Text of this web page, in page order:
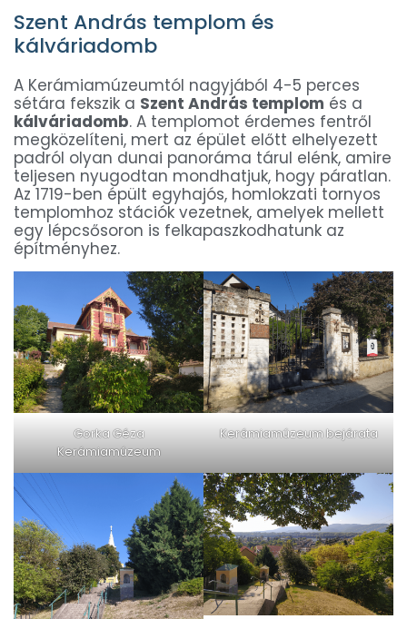
Szent András templom és
kálváriadomb
A Kerámiamúzeumtól nagyjából 4-5 perces
sétára fekszik a Szent András templom és a
kálváriadomb. A templomot érdemes fentről
megközelíteni, mert az épület előtt elhelyezett
padról olyan dunai panoráma tárul elénk, amire
teljesen nyugodtan mondhatjuk, hogy páratlan.
Az 1719-ben épült egyhajós, homlokzati tornyos
templomhoz stációk vezetnek, amelyek mellett
egy lépcsősoron is felkapaszkodhatunk az
építményhez.
Gorka Géza
Kerámiamúzeum
Kerámiamúzeum bejárata